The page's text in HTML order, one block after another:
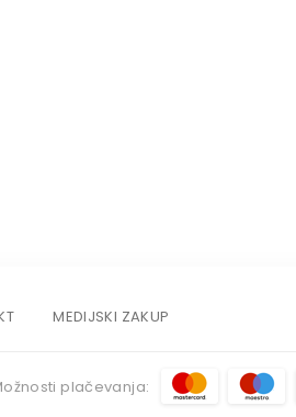
MEDIJSKI ZAKUP
plačevanja: